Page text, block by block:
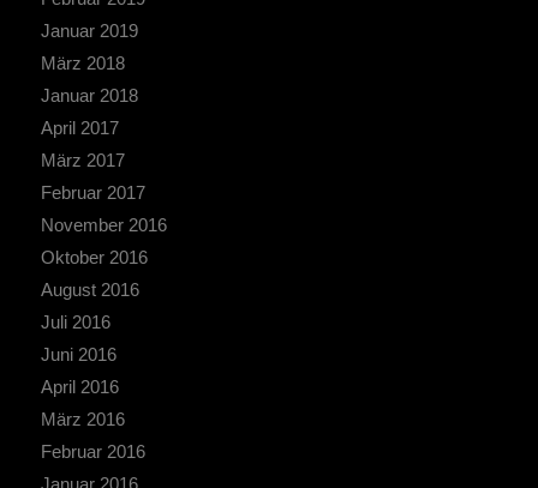
Januar 2019
März 2018
Januar 2018
April 2017
März 2017
Februar 2017
November 2016
Oktober 2016
August 2016
Juli 2016
Juni 2016
April 2016
März 2016
Februar 2016
Januar 2016